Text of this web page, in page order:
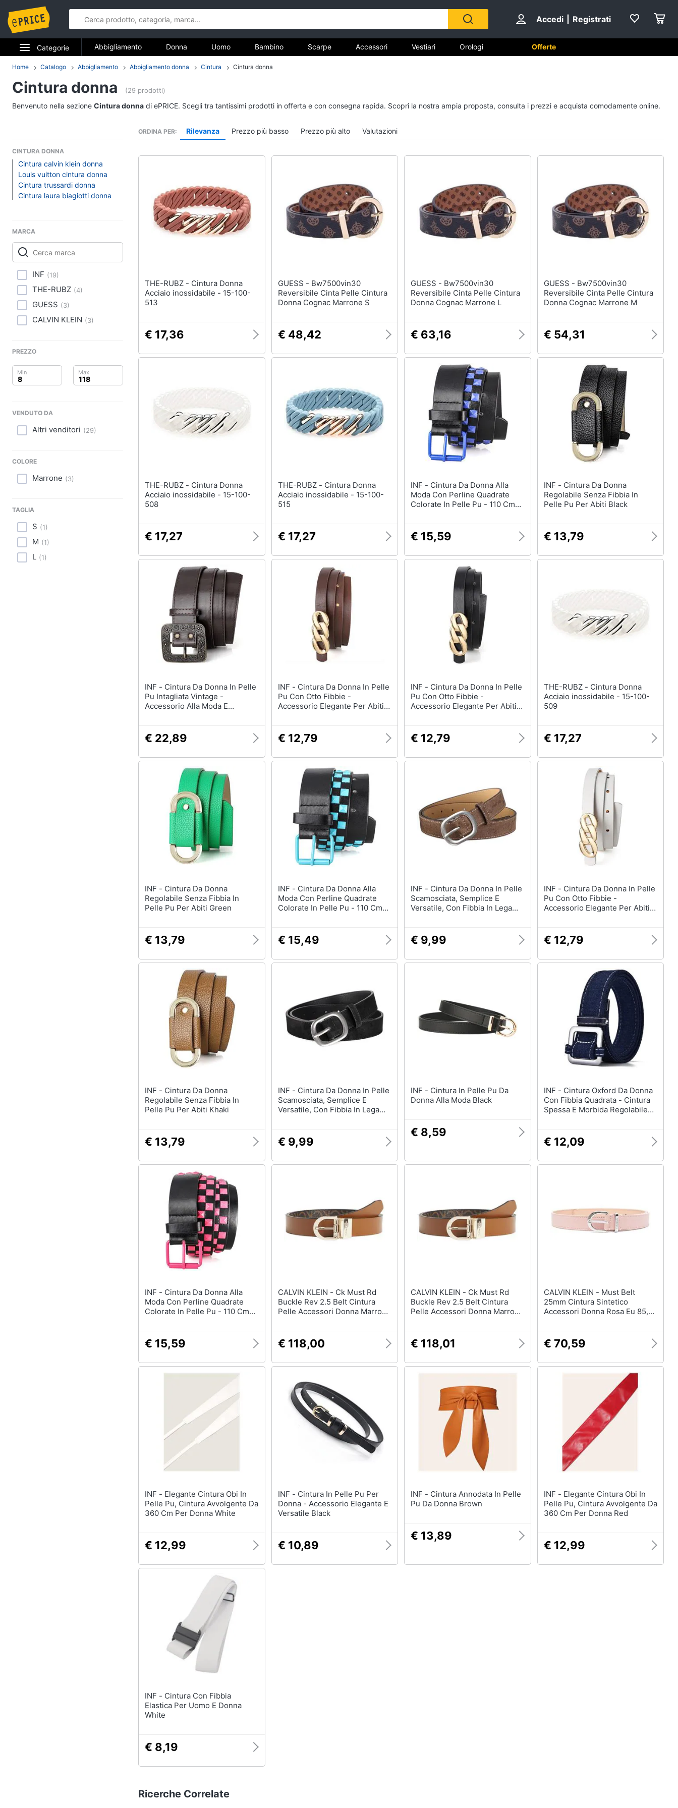
Accedi Registrati
Categorie
Elettrodomestici
Informatica
Videogiochi
Arredo
Brico e Giardinaggio
Salute e igiene
Beauty
Fotografia
Abbigliamento
Animali
Festività e ricorrenze
Top
Felpa donna
Cravatta
Giacca uomo
Sandali bambina
Copertina neonato
Ciabatte
Accessori
Sigaretta elettronica
Vedi tutti
Vestiari
T-shirt
Vedi tutti
Orologi
Apple Watch
Vedi tutti
Gioielli
Anelli
Orecchini
Vedi tutti
Abbigliamento Donna Uomo Bambino Scarpe Accessori Vestiari Orologi
Gioielli
Offerte
Home Catalogo Abbigliamento Abbigliamento donna Cintura Cintura donna
Cintura donna (29 prodotti)
Benvenuto nella sezione Cintura donna di ePRICE. Scegli tra tantissimi prodotti in offerta e con consegna rapida. Scopri la nostra ampia proposta, consulta i prezzi e acquista comodamente online.
CINTURA DONNA
Cintura calvin klein donna
Louis vuitton cintura donna
Cintura trussardi donna
Cintura laura biagiotti donna
MARCA
INF (19)
THE-RUBZ (4)
GUESS (3)
CALVIN KLEIN (3)
PREZZO
VENDUTO DA
Altri venditori (29)
COLORE
Marrone (3)
TAGLIA
S (1)
M (1)
L (1)
ORDINA PER Rilevanza Prezzo più basso Prezzo più alto Valutazioni
THE-RUBZ - Cintura Donna
Acciaio inossidabile - 15-100-
513
€ 17,36
GUESS - Bw7500vin30
Reversibile Cinta Pelle Cintura
Donna Cognac Marrone S
€ 48,42
GUESS - Bw7500vin30
Reversibile Cinta Pelle Cintura
Donna Cognac Marrone L
€ 63,16
GUESS - Bw7500vin30
Reversibile Cinta Pelle Cintura
Donna Cognac Marrone M
€ 54,31
THE-RUBZ - Cintura Donna
Acciaio inossidabile - 15-100-
508
€ 17,27
THE-RUBZ - Cintura Donna
Acciaio inossidabile - 15-100-
515
€ 17,27
INF - Cintura Da Donna Alla
Moda Con Perline Quadrate
Colorate In Pelle Pu - 110 Cm
€ 15,59
INF - Cintura Da Donna
Regolabile Senza Fibbia In
Pelle Pu Per Abiti Black
€ 13,79
INF - Cintura Da Donna In Pelle
Pu Intagliata Vintage -
Accessorio Alla Moda E
€ 22,89
INF - Cintura Da Donna In Pelle
Pu Con Otto Fibbie -
Accessorio Elegante Per Abiti E
€ 12,79
INF - Cintura Da Donna In Pelle
Pu Con Otto Fibbie -
Accessorio Elegante Per Abiti E
€ 12,79
THE-RUBZ - Cintura Donna
Acciaio inossidabile - 15-100-
509
€ 17,27
INF - Cintura Da Donna
Regolabile Senza Fibbia In
Pelle Pu Per Abiti Green
€ 13,79
INF - Cintura Da Donna Alla
Moda Con Perline Quadrate
Colorate In Pelle Pu - 110 Cm
€ 15,49
INF - Cintura Da Donna In Pelle
Scamosciata, Semplice E
Versatile, Con Fibbia In Lega
€ 9,99
INF - Cintura Da Donna In Pelle
Pu Con Otto Fibbie -
Accessorio Elegante Per Abiti E
€ 12,79
INF - Cintura Da Donna
Regolabile Senza Fibbia In
Pelle Pu Per Abiti Khaki
€ 13,79
INF - Cintura Da Donna In Pelle
Scamosciata, Semplice E
Versatile, Con Fibbia In Lega
€ 9,99
INF - Cintura In Pelle Pu Da
Donna Alla Moda Black
€ 8,59
INF - Cintura Oxford Da Donna
Con Fibbia Quadrata - Cintura
Spessa E Morbida Regolabile
€ 12,09
INF - Cintura Da Donna Alla
Moda Con Perline Quadrate
Colorate In Pelle Pu - 110 Cm
€ 15,59
CALVIN KLEIN - Ck Must Rd
Buckle Rev 2.5 Belt Cintura
Pelle Accessori Donna Marrone
€ 118,00
CALVIN KLEIN - Ck Must Rd
Buckle Rev 2.5 Belt Cintura
Pelle Accessori Donna Marrone
€ 118,01
CALVIN KLEIN - Must Belt
25mm Cintura Sintetico
Accessori Donna Rosa Eu 85,
€ 70,59
INF - Elegante Cintura Obi In
Pelle Pu, Cintura Avvolgente Da
360 Cm Per Donna White
€ 12,99
INF - Cintura In Pelle Pu Per
Donna - Accessorio Elegante E
Versatile Black
€ 10,89
INF - Cintura Annodata In Pelle
Pu Da Donna Brown
€ 13,89
INF - Elegante Cintura Obi In
Pelle Pu, Cintura Avvolgente Da
360 Cm Per Donna Red
€ 12,99
INF - Cintura Con Fibbia
Elastica Per Uomo E Donna
White
€ 8,19
Ricerche Correlate